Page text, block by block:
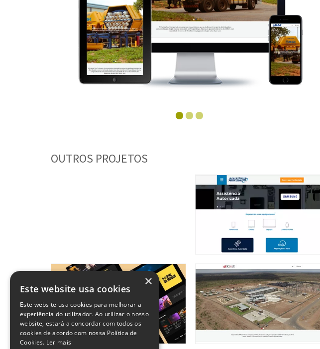
OUTROS PROJETOS
website
Especialista em reparações em
equipamentos móveis.
×
Este website usa cookies
Este website usa cookies para melhorar a
experiência do utilizador. Ao utilizar o nosso
website, estará a concordar com todos os
cookies de acordo com nossa Política de
Cookies. Ler mais